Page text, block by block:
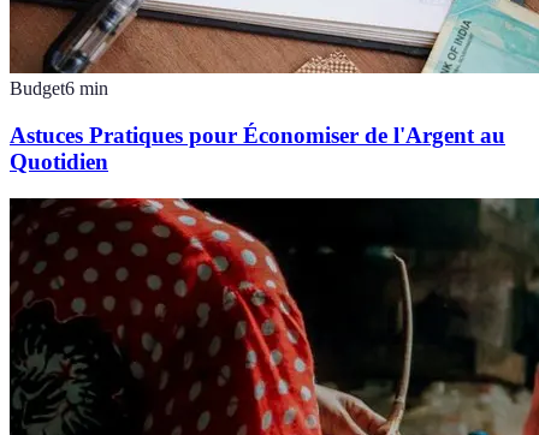
Budget6 min
Astuces Pratiques pour Économiser de l'Argent au
Quotidien